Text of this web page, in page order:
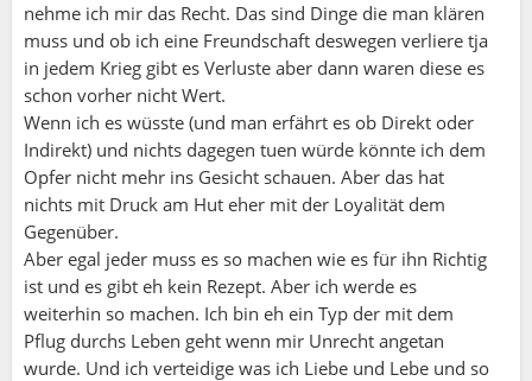
nehme ich mir das Recht. Das sind Dinge die man klären
muss und ob ich eine Freundschaft deswegen verliere tja
in jedem Krieg gibt es Verluste aber dann waren diese es
schon vorher nicht Wert.
Wenn ich es wüsste (und man erfährt es ob Direkt oder
Indirekt) und nichts dagegen tuen würde könnte ich dem
Opfer nicht mehr ins Gesicht schauen. Aber das hat
nichts mit Druck am Hut eher mit der Loyalität dem
Gegenüber.
Aber egal jeder muss es so machen wie es für ihn Richtig
ist und es gibt eh kein Rezept. Aber ich werde es
weiterhin so machen. Ich bin eh ein Typ der mit dem
Pflug durchs Leben geht wenn mir Unrecht angetan
wurde. Und ich verteidige was ich Liebe und Lebe und so